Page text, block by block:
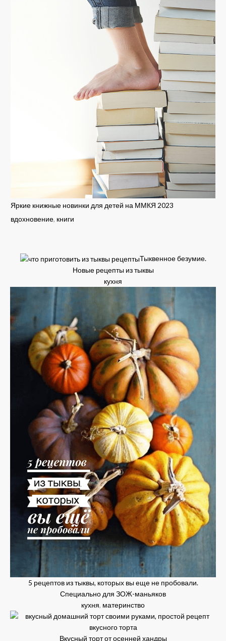
Яркие книжные новинки для детей на ММКЯ 2023
вдохновение, книги
Тыквенное безумие.
Новые рецепты из тыквы
кухня
5 рецептов из тыквы, которых вы еще не пробовали.
Специально для ЗОЖ-маньяков
кухня, материнство
Вкусный торт от осенней хандры